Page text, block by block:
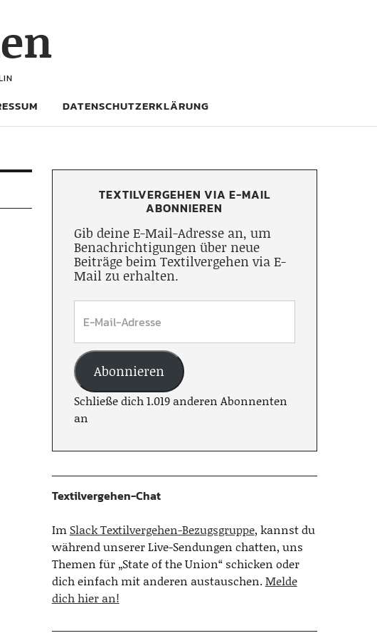
DATENSCHUTZERKLÄRUNG
TEXTILVERGEHEN VIA E-MAIL
ABONNIEREN
Gib deine E-Mail-Adresse an, um
Benachrichtigungen über neue
Beiträge beim Textilvergehen via E-
Mail zu erhalten.
Abonnieren
Schließe dich 1.019 anderen Abonnenten
an
Textilvergehen-Chat
Im Slack Textilvergehen-Bezugsgruppe, kannst du
während unserer Live-Sendungen chatten, uns
Themen für „State of the Union“ schicken oder
dich einfach mit anderen austauschen.Melde
dich hier an!